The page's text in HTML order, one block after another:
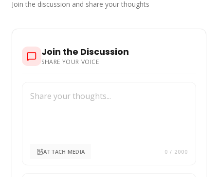
Join the discussion and share your thoughts
Join the Discussion
SHARE YOUR VOICE
ATTACH MEDIA 0 / 2000